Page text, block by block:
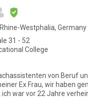
Westphalia, Germany
31 - 52
College
von Beruf
Ex Frau, wir haben
ich war vor 22 Jahre